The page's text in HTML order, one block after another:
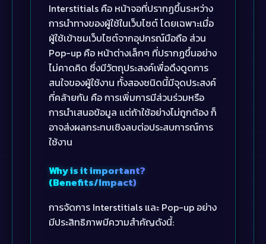
Interstitials คือ หน้าจอที่ปรากฏขึ้นระหว่าง
การนำทางของผู้ใช้ในเว็บไซต์ โดยเฉพาะเมื่อ
ผู้ใช้เข้าชมเว็บไซต์จากอุปกรณ์มือถือ ส่วน
Pop-up คือ หน้าต่างเล็กๆ ที่ปรากฏขึ้นอย่าง
ไม่คาดคิด ซึ่งมีวัตถุประสงค์เพื่อดึงดูดการ
สนใจของผู้ใช้งาน ทั้งสองชนิดนี้มีจุดประสงค์
ที่คล้ายกัน คือ การเพิ่มการมีส่วนร่วมหรือ
การนำเสนอข้อมูล แต่ถ้าใช้อย่างไม่ถูกต้อง ก็
อาจส่งผลกระทบเชิงลบต่อประสบการณ์การ
ใช้งาน
Why is it important?
(Benefits/Impact)
การจัดการ Interstitials และ Pop-up อย่าง
มีประสิทธิภาพมีความสำคัญดังนี้: